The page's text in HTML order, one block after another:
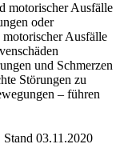
motorischer Ausfälle
oder
Ausfälle
und Schmerzen
Störungen zu
– führen
Stand 03.11.2020